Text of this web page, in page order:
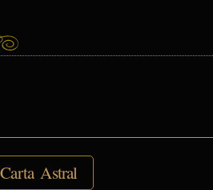
Astral